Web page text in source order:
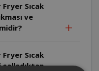
Sıcak
ve
Sıcak